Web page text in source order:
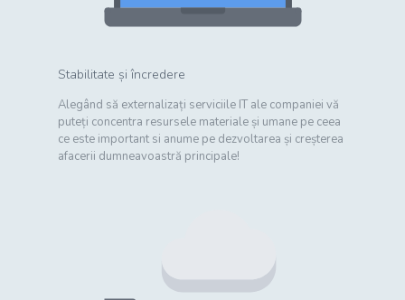
Stabilitate și încredere
Alegând să externalizați serviciile IT ale companiei vă
puteți concentra resursele materiale și umane pe ceea
ce este important si anume pe dezvoltarea și creșterea
afacerii dumneavoastră principale!